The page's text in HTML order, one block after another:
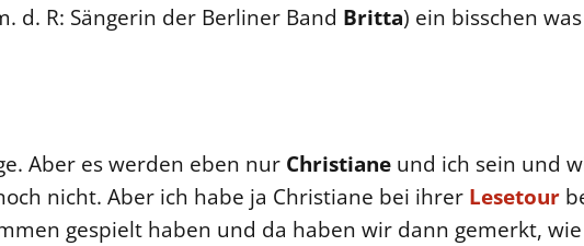
d. R: Sängerin der Berliner Band Britta) ein bisschen was
Aber es werden eben nur Christiane und ich sein und
nicht. Aber ich habe ja Christiane bei ihrer Lesetour
gespielt haben und da haben wir dann gemerkt,